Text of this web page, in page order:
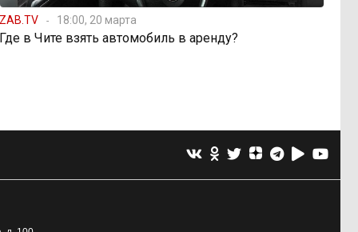
ZAB.TV 18:00, 20 марта
Где в Чите взять автомобиль в аренду?